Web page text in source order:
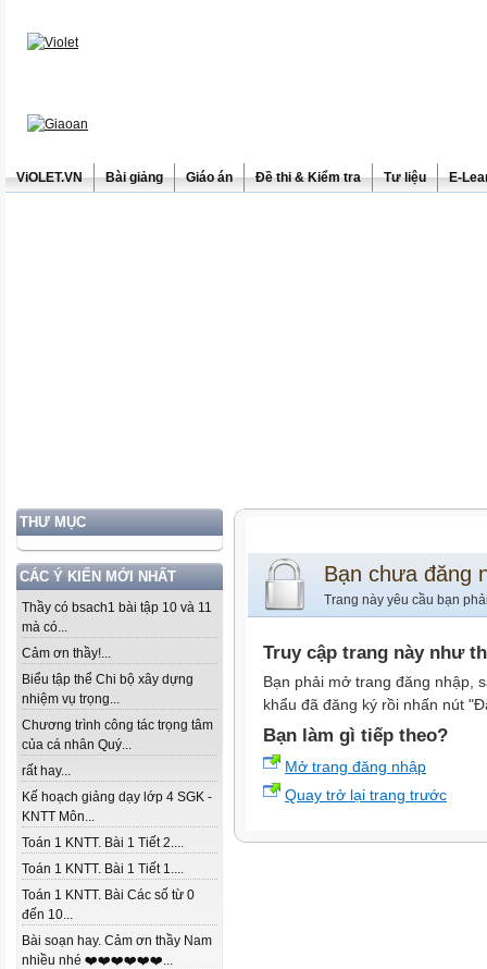
ViOLET.VN Bài giảng Giáo án Đề thi & Kiểm tra Tư liệu E-
THƯ MỤC
CÁC Ý KIẾN MỚI NHẤT
Thầy có bsach1 bài tập 10 và 11
mà có...
Cảm ơn thầy!...
Biểu tập thể Chi bộ xây dựng
nhiệm vụ trọng...
Chương trình công tác trọng tâm
của cá nhân Quý...
rất hay...
Kế hoạch giảng dạy lớp 4 SGK -
KNTT Môn...
Toán 1 KNTT. Bài 1 Tiết 2....
Toán 1 KNTT. Bài 1 Tiết 1....
Toán 1 KNTT. Bài Các số từ 0
đến 10...
Bài soạn hay. Cảm ơn thầy Nam
nhiều nhé ❤️❤️❤️❤️❤️❤️...
Bạn chưa đăng
Trang này yêu cầu bạn
Truy cập trang này như
Bạn phải mở trang đăng nhập,
khẩu đã đăng ký rồi nhấn nút
Bạn làm gì tiếp theo?
Mở trang đăng nhập
Quay trở lại trang trước